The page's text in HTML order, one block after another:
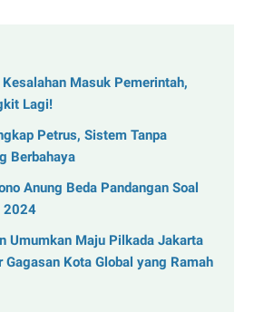
Masuk Pemerintah,
Lagi!
Petrus, Sistem Tanpa
Berbahaya
Anung Beda Pandangan Soal
2024
Umumkan Maju Pilkada Jakarta
Kota Global yang Ramah